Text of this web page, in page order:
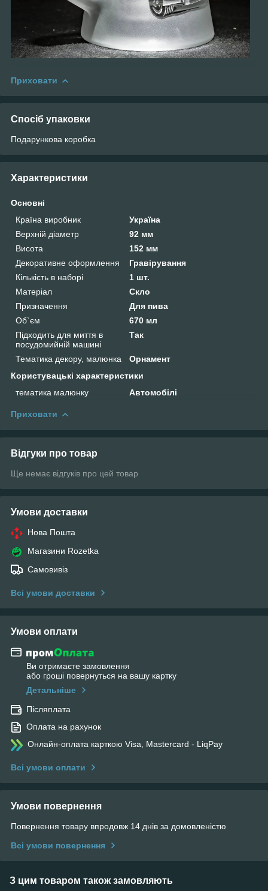
Приховати
Спосіб упаковки
Подарункова коробка
Характеристики
Основні
Країна виробник
Україна
Верхній діаметр
92 мм
Висота
152 мм
Декоративне оформлення
Гравірування
Кількість в наборі
1 шт.
Матеріал
Скло
Призначення
Для пива
Об`єм
670 мл
Підходить для миття в
посудомийній машині
Так
Тематика декору, малюнка
Орнамент
Користувацькі характеристики
тематика малюнку
Автомобілі
Приховати
Відгуки про товар
Ще немає відгуків про цей товар
Умови доставки
Нова Пошта
Магазини Rozetka
Самовивіз
Всі умови доставки
Умови оплати
Ви отримаєте замовлення
або гроші повернуться на вашу картку
Детальніше
Післяплата
Оплата на рахунок
Онлайн-оплата карткою Visa, Mastercard - LiqPay
Всі умови оплати
Умови повернення
Повернення товару впродовж 14 днів за домовленістю
Всі умови повернення
З цим товаром також замовляють